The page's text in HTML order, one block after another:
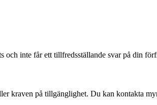
inte får ett tillfredsställande svar på din
kraven på tillgänglighet. Du kan kontakta